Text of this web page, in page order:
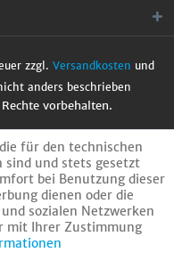
zzgl. Versandkosten und
anders beschrieben
vorbehalten.
für den technischen
sind und stets gesetzt
bei Benutzung dieser
dienen oder die
sozialen Netzwerken
mit Ihrer Zustimmung